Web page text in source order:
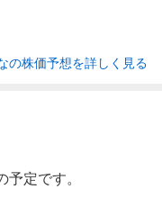
の株価予想を詳しく見る
定です。